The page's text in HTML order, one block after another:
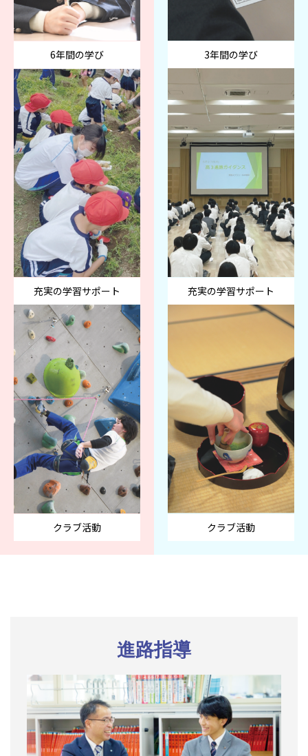
6年間の学び
充実の学習サポート
クラブ活動
3年間の学び
充実の学習サポート
クラブ活動
進路指導